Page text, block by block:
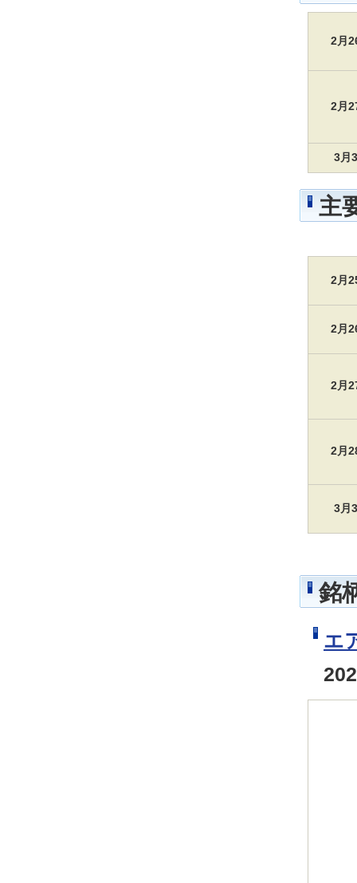
2月
2月
3月
主
2月
2月
2月
2月
3月
銘
エ